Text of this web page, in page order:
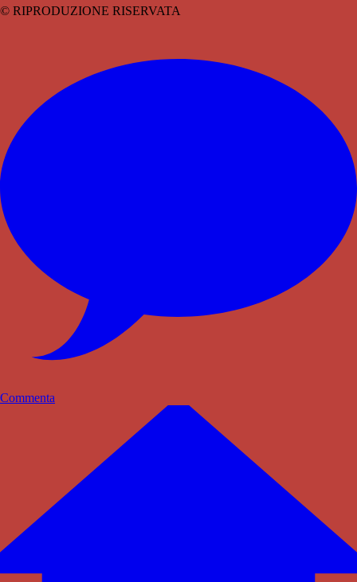
© RIPRODUZIONE RISERVATA
Commenta